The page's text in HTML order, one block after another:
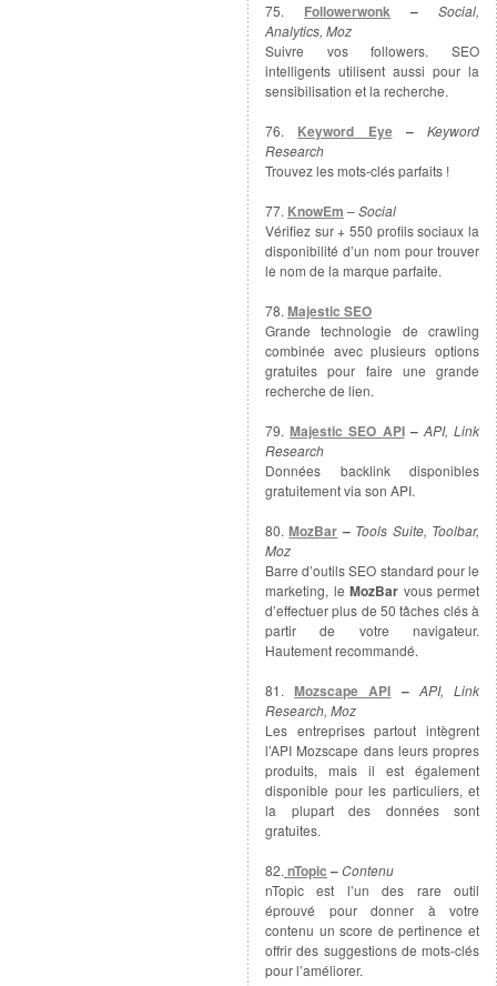
75. Followerwonk – Social,
Analytics, Moz
Suivre vos followers. SEO
intelligents utilisent aussi pour la
sensibilisation et la recherche.
76. Keyword Eye– Keyword
Research
Trouvez les mots-clés parfaits !
77. KnowEm –Social
Vérifiez sur + 550 profils sociaux la
disponibilité d’un nom pour trouver
le nom de la marque parfaite.
78.Majestic SEO
Grande technologie de crawling
combinée avec plusieurs options
gratuites pour faire une grande
recherche de lien.
79.Majestic SEO API–API, Link
Research
Données backlink disponibles
gratuitement via son API.
80.MozBar – Tools Suite, Toolbar,
Moz
Barre d’outils SEO standard pour le
marketing, le MozBar vous permet
d’effectuer plus de 50 tâches clés à
partir de votre navigateur.
Hautement recommandé.
81.Mozscape API –API, Link
Research, Moz
Les entreprises partout intègrent
l’API Mozscape dans leurs propres
produits, mais il est également
disponible pour les particuliers, et
la plupart des données sont
gratuites.
82.nTopic –Contenu
nTopic est l’un des rare outil
éprouvé pour donner à votre
contenu un score de pertinence et
offrir des suggestions de mots-clés
pour l’améliorer.